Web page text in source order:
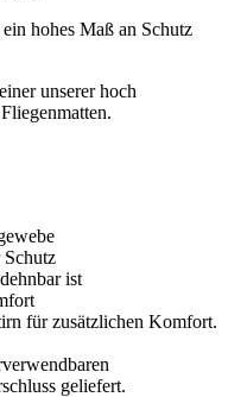
hohes Maß an Schutz
unserer hoch
Schutz
ist
für zusätzlichen Komfort.
geliefert.